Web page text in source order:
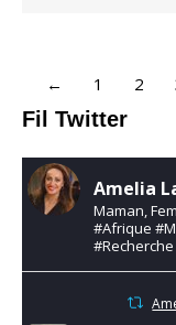
← 1 2
Fil Twitter
Amelia
Maman,
#Afrique